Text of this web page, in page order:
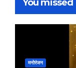
You missed
मनोरंजन